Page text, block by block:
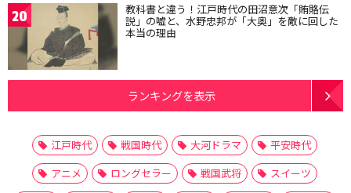
20 教科書と違う！江戸時代の田沼意次「賄賂伝
説」の嘘と、水野忠邦が「大奥」を敵に回した
本当の理由
ランキングを表示
江戸時代 戦国時代 大河ドラマ
平安時代
アニメ
ロングセラー 戦国武将
スイーツ